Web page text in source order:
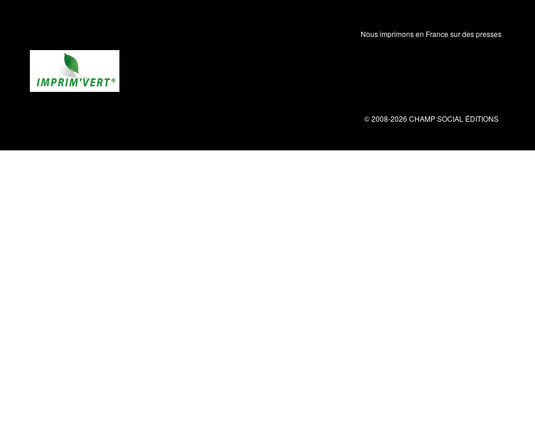
Nous imprimons en France sur des presses
© 2008-2026 CHAMP SOCIAL ÉDITIONS